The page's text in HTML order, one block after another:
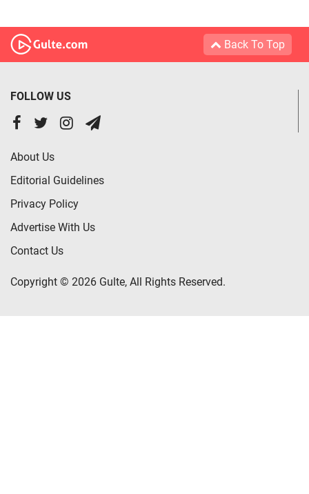
Back To Top
FOLLOW US
About Us
Editorial Guidelines
Privacy Policy
Advertise With Us
Contact Us
Copyright © 2026 Gulte, All Rights Reserved.